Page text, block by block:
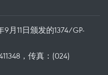
月11日颁发的1374/GP-
，传真：(024)